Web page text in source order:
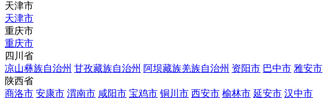
天津市
天津市
重庆市
重庆市
四川省
凉山彝族自治州 甘孜藏族自治州 阿坝藏族羌族自治州 资阳市 巴中市 雅安市
陕西省
商洛市 安康市 渭南市 咸阳市 宝鸡市 铜川市 西安市 榆林市 延安市 汉中市